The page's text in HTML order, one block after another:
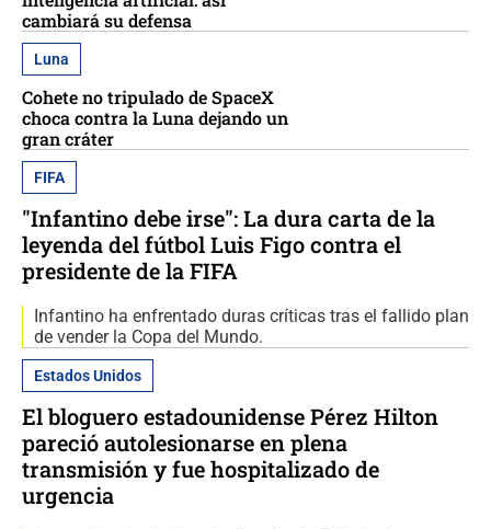
cambiará su defensa
Luna
Cohete no tripulado de SpaceX
choca contra la Luna dejando un
gran cráter
FIFA
"Infantino debe irse": La dura carta de la
leyenda del fútbol Luis Figo contra el
presidente de la FIFA
Infantino ha enfrentado duras críticas tras el fallido plan
de vender la Copa del Mundo.
Estados Unidos
El bloguero estadounidense Pérez Hilton
pareció autolesionarse en plena
transmisión y fue hospitalizado de
urgencia